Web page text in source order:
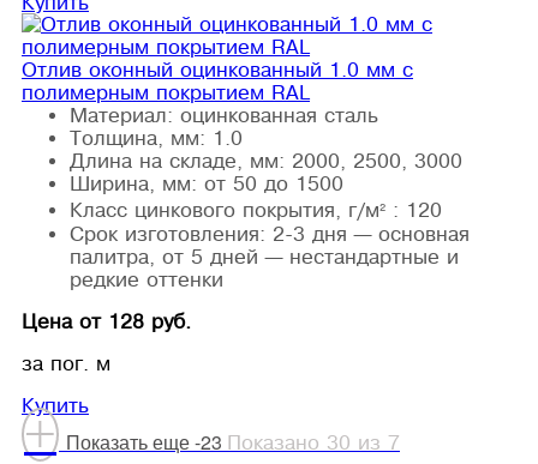
Отлив оконный оцинкованный 1.0 мм с
полимерным покрытием RAL
Материал: оцинкованная сталь
Толщина, мм: 1.0
Длина на складе, мм: 2000, 2500, 3000
Ширина, мм: от 50 до 1500
Класс цинкового покрытия, г/м² : 120
Срок изготовления: 2-3 дня — основная
палитра, от 5 дней — нестандартные и
редкие оттенки
Цена от 128 руб.
за пог. м
Купить
+ Показать еще -23 Показано 30 из 7